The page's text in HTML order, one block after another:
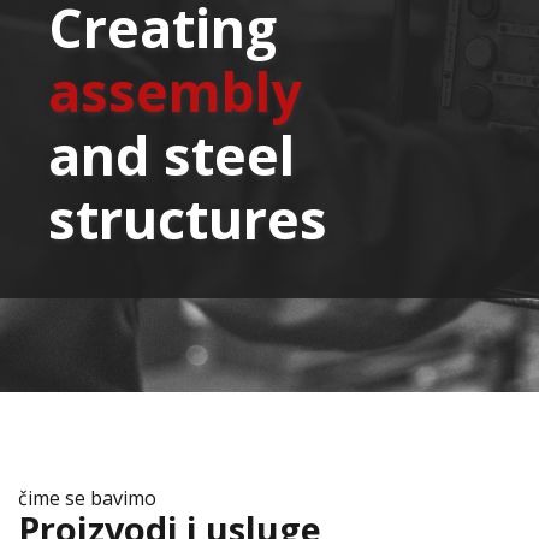
Creating
assembly
and steel
structures
čime se bavimo
Proizvodi i usluge